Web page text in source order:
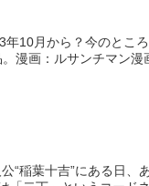
10月から？今のとこ
漫画：ルサンチマン漫
“稲葉十吉”にある日、